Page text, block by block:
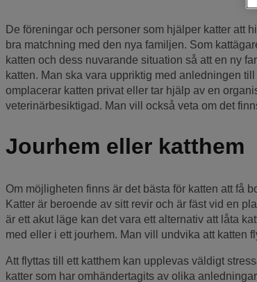
De föreningar och personer som hjälper katter att
bra matchning med den nya familjen. Som
katten och dess nuvarande situation så att en ny
katten. Man ska vara uppriktig med anledningen
omplacerar katten privat eller tar hjälp av en
veterinärbesiktigad. Man vill också veta om det
Jourhem eller katthem
Om möjligheten finns är det bästa för katten att få
Katter är beroende av sitt revir och är fäst vid en
är ett akut läge kan det vara ett alternativ att låta
med eller i ett jourhem. Man vill undvika att katten
Att flyttas till ett katthem kan upplevas väldigt
katter som har omhändertagits av olika